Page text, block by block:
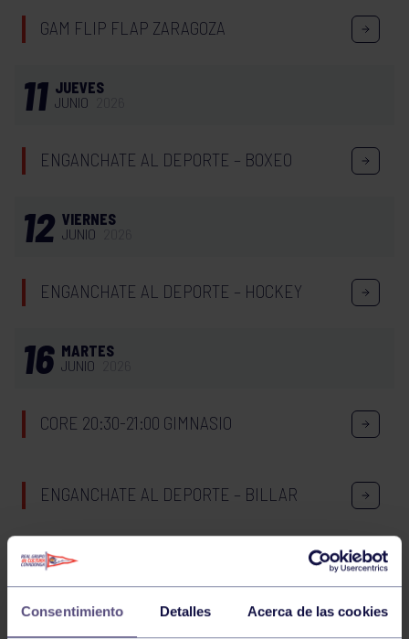
Consentimiento Detalles Acerca de las cookies
GAM FLIP FLAP ZARAGOZA
11 JUEVES
JUNIO
ENGANCHATE AL DEPORTE – BOXEO
12 VIERNES
JUNIO
ENGANCHATE AL DEPORTE – HOCKEY
16 MARTES
JUNIO
CORE 20:30-21:00 GIMNASIO
ENGANCHATE AL DEPORTE – BILLAR
PILATES REFORMER. 12:00. GRUPO BEGOÑA